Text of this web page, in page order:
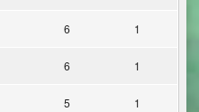
6 1
6 1
5 1